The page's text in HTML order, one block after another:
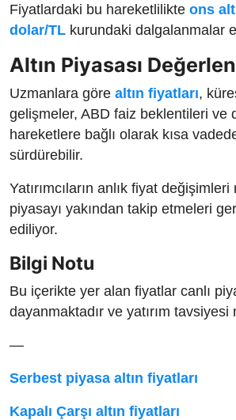
Fiyatlardaki bu hareketlilikte ons
dolar/TL kurundaki dalgalanmalar
Altın Piyasası
Uzmanlara göre altın fiyatları,
gelişmeler, ABD faiz beklentileri ve
hareketlere bağlı olarak kısa
sürdürebilir.
Yatırımcıların anlık fiyat
piyasayı yakından takip etmeleri
ediliyor.
Bilgi Notu
Bu içerikte yer alan fiyatlar canlı
dayanmaktadır ve yatırım tavsiyesi
—
Serbest piyasa altın fiyatları
Kapalı Çarşı altın fiyatları